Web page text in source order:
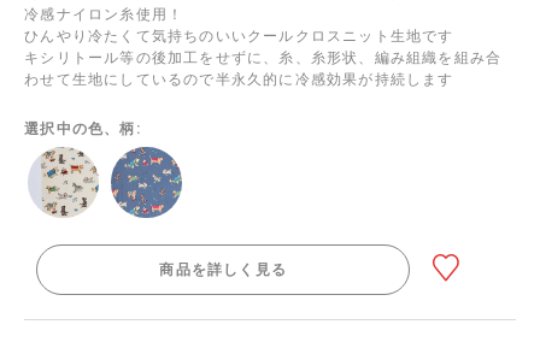
冷感ナイロン糸使用！
ひんやり冷たくて気持ちのいいクールクロスニット生地です
キシリトール等の後加工をせずに、糸、糸形状、編み組織を組み合
わせて生地にしているので半永久的に冷感効果が持続します
選択中の色、柄:
商品を詳しく見る